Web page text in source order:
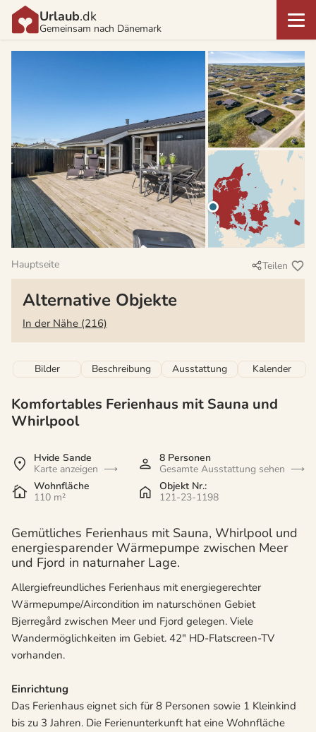
Urlaub.dk
Gemeinsam nach Dänemark
Hauptseite Teilen
Alternative Objekte
In der Nähe (216)
Bilder Beschreibung Ausstattung Kalender
Komfortables Ferienhaus mit Sauna und
Whirlpool
Hvide Sande
Karte anzeigen
8 Personen
Gesamte Ausstattung sehen
Wohnfläche
110 m²
Objekt Nr.:
121-23-1198
Gemütliches Ferienhaus mit Sauna, Whirlpool und
energiesparender Wärmepumpe zwischen Meer
und Fjord in naturnaher Lage.
Allergiefreundliches Ferienhaus mit energiegerechter
Wärmepumpe/Aircondition im naturschönen Gebiet
Bjerregård zwischen Meer und Fjord gelegen. Viele
Wandermöglichkeiten im Gebiet. 42" HD-Flatscreen-TV
vorhanden.
Einrichtung
Das Ferienhaus eignet sich für 8 Personen sowie 1 Kleinkind
bis zu 3 Jahren. Die Ferienunterkunft hat eine Wohnfläche